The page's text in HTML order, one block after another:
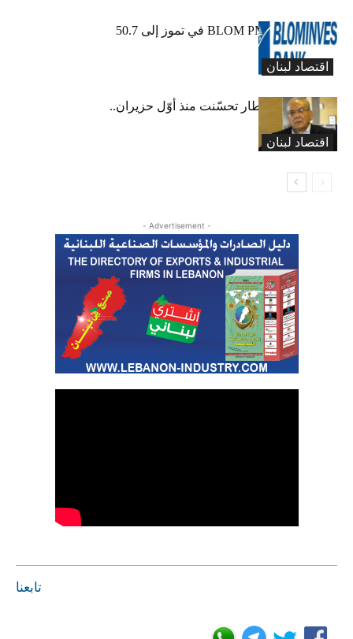
اقتصاد لبنان
ارتفاع مؤشر BLOM PMI في تموز إلى 50.7
نقطة
اقتصاد لبنان
عبود: حركة المطار تحسّنت منذ أوّل حزيران..
ولكن
- Advertisement -
تابعنا